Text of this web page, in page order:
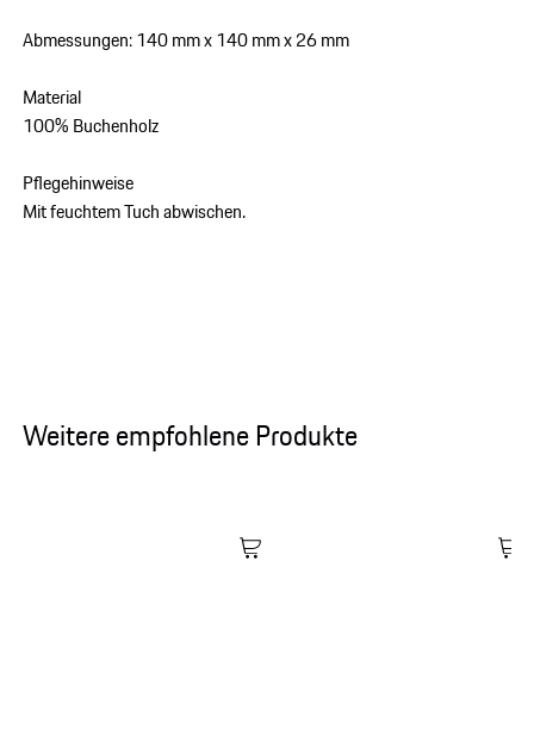
Abmessungen: 140 mm x 140 mm x 26 mm
Material
100% Buchenholz
Pflegehinweise
Mit feuchtem Tuch abwischen.
Weitere empfohlene Produkte